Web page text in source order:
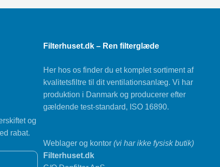
og
rabat.
Filterhuset.dk – Ren filterglæde
Her hos os finder du et komplet sortiment af
kvalitetsfiltre til dit ventilationsanlæg. Vi har
produktion i Danmark og producerer efter
gældende test-standard, ISO 16890.
Weblager og kontor (vi har ikke fysisk butik)
Filterhuset.dk